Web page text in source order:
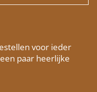
voor ieder
paar heerlijke